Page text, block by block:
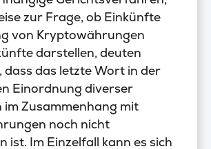
zur Frage, ob Einkünfte
von Kryptowährungen
darstellen, deuten
das letzte Wort in der
Einordnung diverser
Zusammenhang mit
noch nicht
ist. Im Einzelfall kann es sich